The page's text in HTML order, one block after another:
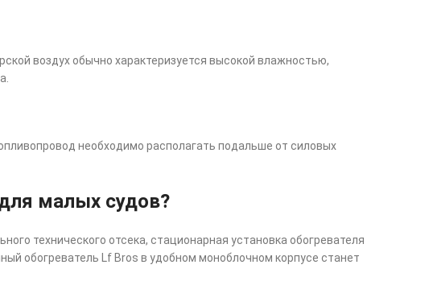
воздух обычно характеризуется высокой влажностью,
необходимо располагать подальше от силовых
малых судов?
технического отсека, стационарная установка обогревателя
обогреватель Lf Bros в удобном моноблочном корпусе станет